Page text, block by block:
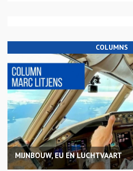
COLUMNS
MIJNBOUW, EU EN LUCHTVAART